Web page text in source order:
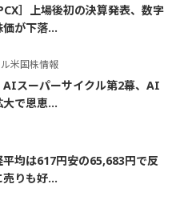
］上場後初の決算発表、数字
が下落...
米国株情報
AIスーパーサイクル第2幕、AI
で恩恵...
平均は617円安の65,683円で反
りも好...